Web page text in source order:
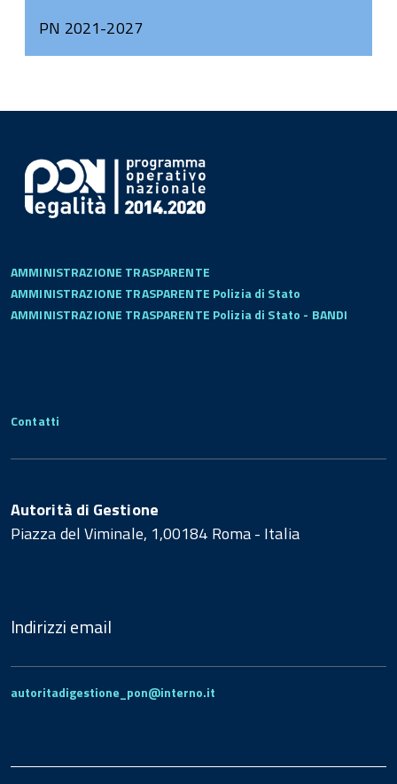
PN 2021-2027
AMMINISTRAZIONE TRASPARENTE
AMMINISTRAZIONE TRASPARENTE Polizia di Stato
AMMINISTRAZIONE TRASPARENTE Polizia di Stato - BANDI
Contatti
Autorità di Gestione
Piazza del Viminale, 1,00184 Roma - Italia
Indirizzi email
autoritadigestione_pon@interno.it